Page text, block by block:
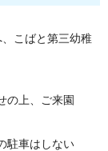
こばと第三幼稚
の上、ご来園
駐車はしない